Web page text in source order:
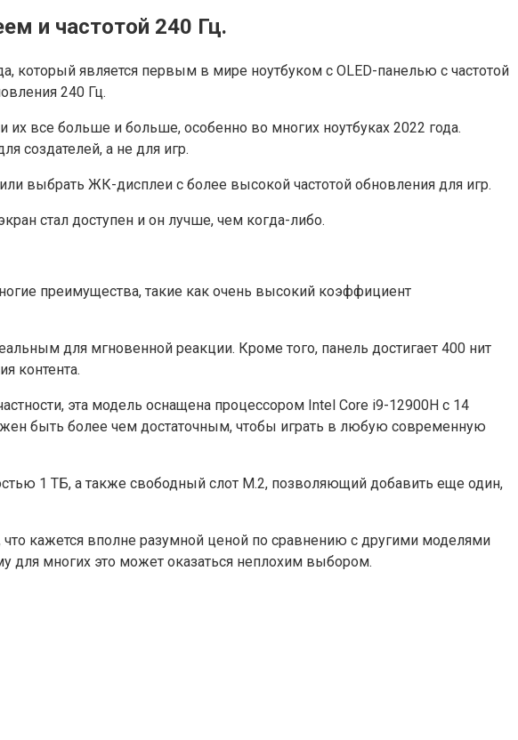
и частотой 240 Гц.
который является первым в мире ноутбуком с OLED-панелью с частотой
240 Гц.
все больше и больше, особенно во многих ноутбуках 2022 года.
создателей, а не для игр.
выбрать ЖК-дисплеи с более высокой частотой обновления для игр.
стал доступен и он лучше, чем когда-либо.
преимущества, такие как очень высокий коэффициент
для мгновенной реакции. Кроме того, панель достигает 400 нит
контента.
эта модель оснащена процессором Intel Core i9-12900H с 14
быть более чем достаточным, чтобы играть в любую современную
1 ТБ, а также свободный слот M.2, позволяющий добавить еще один,
кажется вполне разумной ценой по сравнению с другими моделями
для многих это может оказаться неплохим выбором.